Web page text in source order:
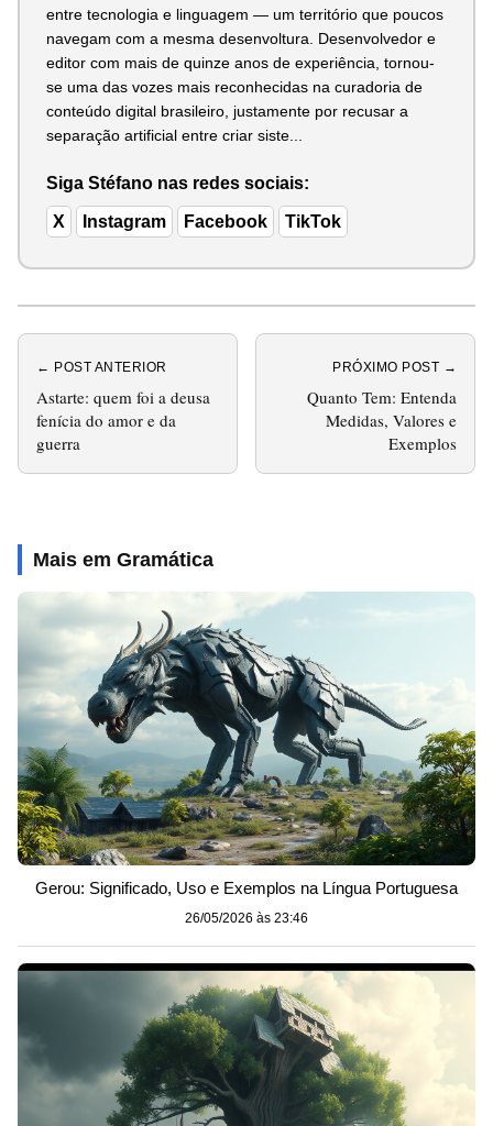
entre tecnologia e linguagem — um território que poucos
navegam com a mesma desenvoltura. Desenvolvedor e
editor com mais de quinze anos de experiência, tornou-
se uma das vozes mais reconhecidas na curadoria de
conteúdo digital brasileiro, justamente por recusar a
separação artificial entre criar siste...
Siga Stéfano nas redes sociais:
X Instagram Facebook TikTok
← POST ANTERIOR
Astarte: quem foi a deusa
fenícia do amor e da
guerra
PRÓXIMO POST →
Quanto Tem: Entenda
Medidas, Valores e
Exemplos
Mais em Gramática
Gerou: Significado, Uso e Exemplos na Língua Portuguesa
26/05/2026 às 23:46